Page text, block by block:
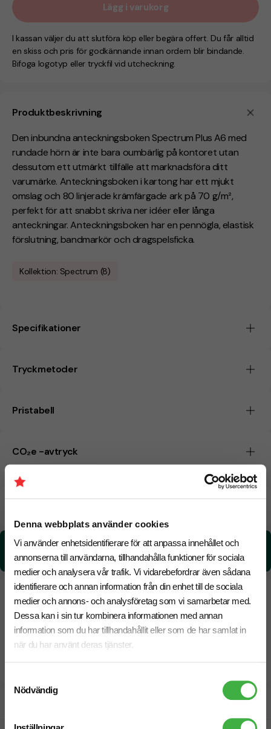
Denna webbplats använder cookies
Vi använder enhetsidentifierare för att anpassa innehållet och
annonserna till användarna, tillhandahålla funktioner för sociala
medier och analysera vår trafik. Vi vidarebefordrar även sådana
identifierare och annan information från din enhet till de sociala
medier och annons- och analysföretag som vi samarbetar med.
Dessa kan i sin tur kombinera informationen med annan
information som du har tillhandahållit eller som de har samlat in
när du har använt deras tjänster.
Nödvändig
Produktbeskrivning
Den inbundna anteckningsboken Spectrum Plus A6 med
rundade hörn är inte bara oumbärlig på kontoret utan
dessutom ett utmärkt tillfälle att marknadsföra ditt
varumärke. Anteckningsboken i kartong har ett mjukt
omslag och 80 linjerade krämfärgade ark på 70 g/m²,
perfekt för att snabbt skriva ner idéer eller långa
anteckningar. Anteckningsboken har en pennögla, elastisk
förslutning, bandmarkör och dragspelsficka.
Kollektion: Spectrum (8)
Specifikationer
Tryckmetoder
Pristabell
CO₂e -avtryck
Lägg i varukorg
I kassan väljer du att slutföra köp eller begära offert. Du får alltid
en skiss och pris för godkännande innan ordern blir bindande.
Bifoga logotyp eller tryckfil vid utcheckning.
Beräknad leveranstid: 6 arbetsdagar
CO₂e -avtryck:
0,230305457188261 kg CO₂e / per styck